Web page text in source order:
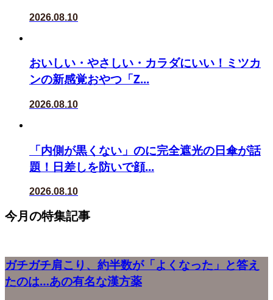
2026.08.10
おいしい・やさしい・カラダにいい！ミツカ
ンの新感覚おやつ「Z...
2026.08.10
「内側が黒くない」のに完全遮光の日傘が話
題！日差しを防いで顔...
2026.08.10
今月の特集記事
ガチガチ肩こり、約半数が「よくなった」と答え
たのは…あの有名な漢方薬